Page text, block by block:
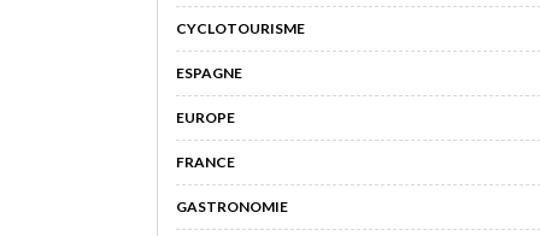
CYCLOTOURISME
ESPAGNE
EUROPE
FRANCE
GASTRONOMIE